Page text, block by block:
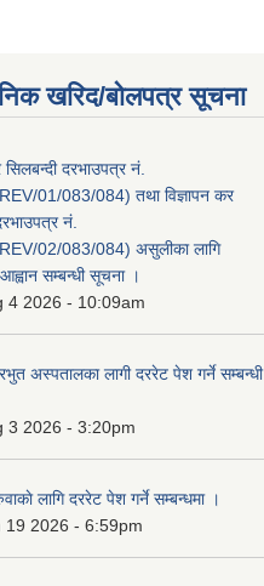
खरिद/बोलपत्र सूचना
दरभाउपत्र नं.
01/083/084) तथा विज्ञापन कर
नं.
02/083/084) असुलीका लागि
सम्बन्धी सूचना ।
4 2026 - 10:09am
अस्पतालका लागी दररेट पेश गर्ने सम्बन्धी
3 2026 - 3:20pm
लागि दररेट पेश गर्ने सम्बन्धमा ।
19 2026 - 6:59pm